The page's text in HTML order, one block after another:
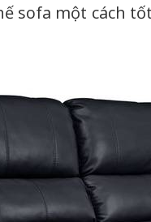
sofa một cách